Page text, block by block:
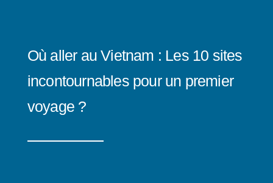
Où aller au Vietnam : Les 10 sites
incontournables pour un premier
voyage ?